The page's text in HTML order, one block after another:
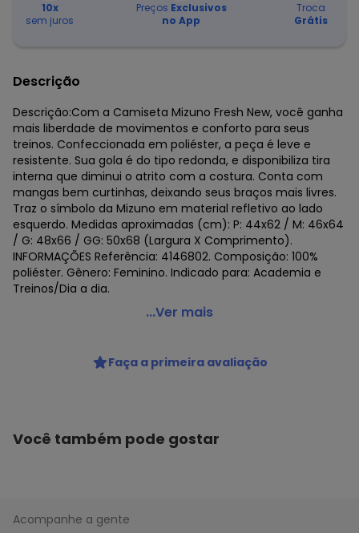
10x
sem juros
Preços Exclusivos
no App
Troca
Grátis
Descrição
Descrição:Com a Camiseta Mizuno Fresh New, você ganha
mais liberdade de movimentos e conforto para seus
treinos. Confeccionada em poliéster, a peça é leve e
resistente. Sua gola é do tipo redonda, e disponibiliza tira
interna que diminui o atrito com a costura. Conta com
mangas bem curtinhas, deixando seus braços mais livres.
Traz o símbolo da Mizuno em material refletivo ao lado
esquerdo. Medidas aproximadas (cm): P: 44x62 / M: 46x64
/ G: 48x66 / GG: 50x68 (Largura X Comprimento).
INFORMAÇÕES Referência: 4146802. Composição: 100%
poliéster. Gênero: Feminino. Indicado para: Academia e
Treinos/Dia a dia.
Mizuno - Camiseta Mizuno Sportwear Feminina Preto
...Ver mais
Faça a primeira avaliação
Você também pode gostar
Acompanhe a gente